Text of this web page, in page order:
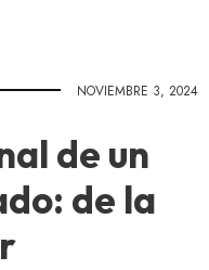
NOVIEMBRE 3, 2024
de un
de la